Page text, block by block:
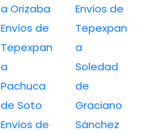
a Orizaba
Envíos de
Tepexpan
a
Pachuca
de Soto
Envíos de
Envíos de
Tepexpan
a
Soledad
de
Graciano
Sánchez